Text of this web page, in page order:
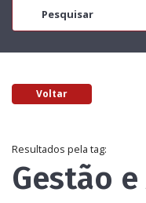
Voltar
Resultados pela tag:
Gestão